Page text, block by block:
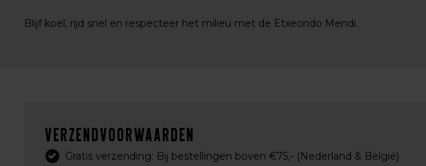
Blijf koel, rijd snel en respecteer het milieu met de Etxeondo Mendi.
Verzendvoorwaarden
Gratis verzending: Bij bestellingen boven €75,- (Nederland & België)